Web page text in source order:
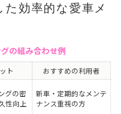
効率的な愛車メ
の組み合わせ例
ト
おすすめの利用者
グの密
性向上
新車・定期的なメンテ
ナンス重視の方